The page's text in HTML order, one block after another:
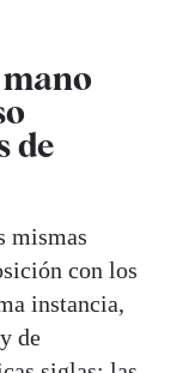
de
mismas
con los
instancia,
de